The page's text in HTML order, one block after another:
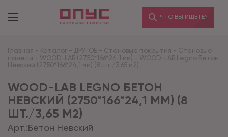
ЧТО ВЫ ИЩЕТЕ?
Главная - Каталог - ДРУГОЕ - Стеновые покрытия - Стеновые
панели - WOOD-LAB (2750*166*24,1 мм) - WOOD-LAB Legno Бетон
Невский (2750*166*24,1 мм) (8 шт./3,65 м2)
WOOD-LAB LEGNO БЕТОН
НЕВСКИЙ (2750*166*24,1 ММ) (8
ШТ./3,65 М2)
Арт.:Бетон Невский